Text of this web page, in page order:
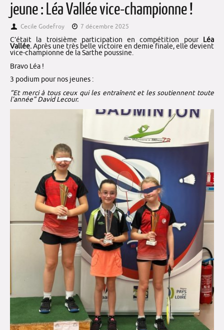
jeune : Léa Vallée vice-championne !
Cecile Godefroy 7 décembre 2025
C’était la troisième participation en compétition pourLéa
Vallée.Après une très belle victoire en demie finale, elle devient
vice-championne de la Sarthe poussine.
Bravo Léa !
3 podium pour nos jeunes :
“Et merci à tous ceux qui les entraînent et les soutiennent toute
l’année” David Lecour.